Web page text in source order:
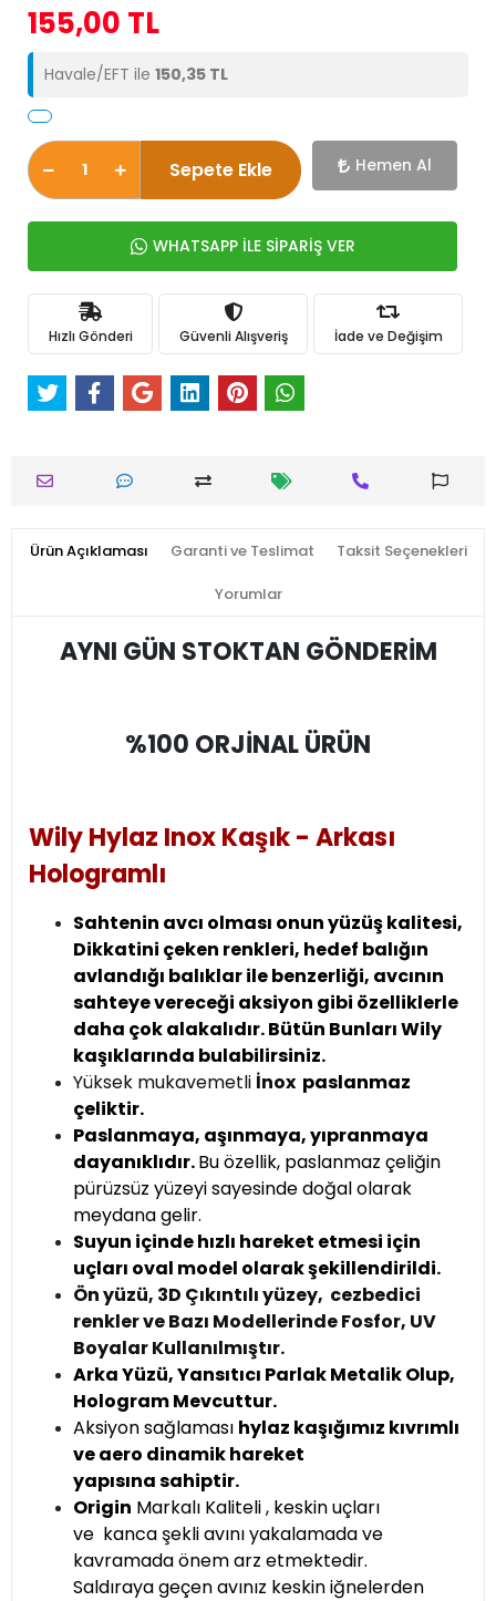
155,00 TL
Havale/EFT ile 150,35 TL
Sepete Ekle Hemen Al
WHATSAPP İLE SİPARİŞ VER
Hızlı Gönderi Güvenli Alışveriş İade ve Değişim
Ürün Açıklaması Garanti ve Teslimat Taksit Seçenekleri
Yorumlar
AYNI GÜN STOKTAN GÖNDERİM
%100 ORJİNAL ÜRÜN
Wily Hylaz Inox Kaşık - Arkası
Hologramlı
Sahtenin avcı olması onun yüzüş kalitesi,
Dikkatini çeken renkleri, hedef balığın
avlandığı balıklar ile benzerliği, avcının
sahteye vereceği aksiyon gibi özelliklerle
daha çok alakalıdır. Bütün Bunları Wily
kaşıklarında bulabilirsiniz.
Yüksek mukavemetli İnox paslanmaz
çeliktir.
Paslanmaya, aşınmaya, yıpranmaya
dayanıklıdır.Bu özellik, paslanmaz çeliğin
pürüzsüz yüzeyi sayesinde doğal olarak
meydana gelir.
Suyun içinde hızlı hareket etmesi için
uçları oval model olarak şekillendirildi.
Ön yüzü, 3D Çıkıntılı yüzey, cezbedici
renkler ve Bazı Modellerinde Fosfor, UV
Boyalar Kullanılmıştır.
Arka Yüzü, Yansıtıcı Parlak Metalik Olup,
Hologram Mevcuttur.
Aksiyon sağlaması hylaz kaşığımız kıvrımlı
ve aero dinamik hareket
yapısına sahiptir.
Origin Markalı Kaliteli , keskin uçları
ve kanca şekli avını yakalamada ve
kavramada önem arz etmektedir.
Saldıraya geçen avınız keskin iğnelerden